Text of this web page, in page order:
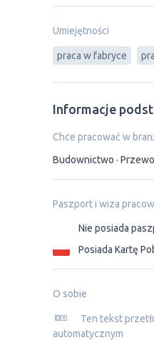
Umiejętności
praca w fabryce
Informacje
Chce pracować w
Budownictwo
Paszport i wiza
Nie posiada
Posiada Kartę
O sobie
Ten tekst
automatycznym